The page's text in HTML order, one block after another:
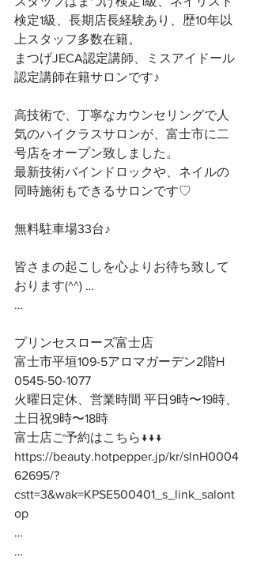
検定1級、長期店長経験あり、歴10年以
上スタッフ多数在籍。
まつげJECA認定講師、ミスアイドール
認定講師在籍サロンです♪
高技術で、丁寧なカウンセリングで人
気のハイクラスサロンが、富士市に二
号店をオープン致しました。
最新技術バインドロックや、ネイルの
同時施術もできるサロンです♡
無料駐車場33台♪
皆さまの起こしを心よりお待ち致して
おります(^^) …
…
プリンセスローズ富士店
富士市平垣109-5アロマガーデン2階H
0545-50-1077
火曜日定休、営業時間 平日9時〜19時、
土日祝9時〜18時
富士店ご予約はこちら↓↓↓
https://beauty.hotpepper.jp/kr/slnH0004
62695/?
cstt=3&wak=KPSE500401_s_link_salont
op
…
…